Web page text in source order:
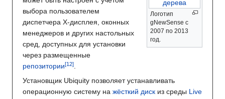
Логотип
gNewSense с
2007 по 2013
год.
выбора пользователем
диспетчера X-дисплея, оконных
менеджеров и других настольных
сред, доступных для установки
через размещенные
репозитории
.
Установщик Ubiquity позволяет устанавливать
операционную систему на жёсткий диск из среды Live